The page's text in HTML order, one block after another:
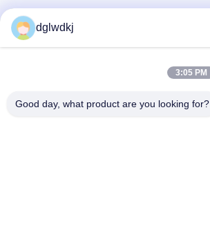
dglwdkj
3:05 PM
Good day, what product are you looking for?